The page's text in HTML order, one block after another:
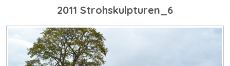
2011 Strohskulpturen_6